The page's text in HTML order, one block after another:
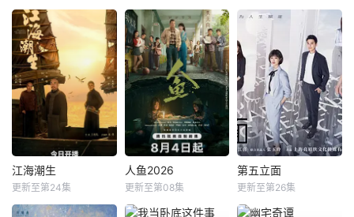
江海潮生
更新至第24集
人鱼2026
更新至第08集
第五立面
更新至第26集